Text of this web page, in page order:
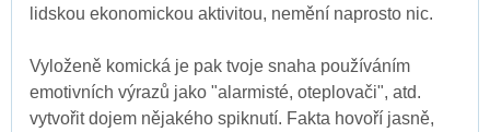
lidskou ekonomickou aktivitou, nemění naprosto nic.
Vyloženě komická je pak tvoje snaha používáním
emotivních výrazů jako "alarmisté, oteplovači", atd.
vytvořit dojem nějakého spiknutí. Fakta hovoří jasně,